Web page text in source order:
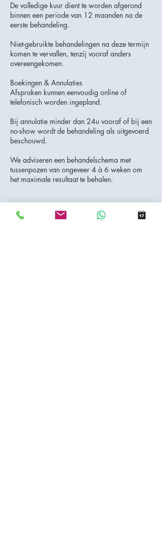
De volledige kuur dient te worden afgerond
binnen een periode van 12 maanden na de
eerste behandeling.
Niet-gebruikte behandelingen na deze termijn
komen te vervallen, tenzij vooraf anders
overeengekomen.
Boekingen & Annulaties
Afspraken kunnen eenvoudig online of
telefonisch worden ingepland.
Bij annulatie minder dan 24u vooraf of bij een
no-show wordt de behandeling als uitgevoerd
beschouwd.
We adviseren een behandelschema met
tussenpozen van ongeveer 4 à 6 weken om
het maximale resultaat te behalen.